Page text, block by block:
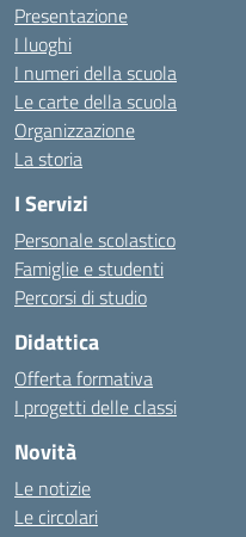
Presentazione
I luoghi
I numeri della scuola
Le carte della scuola
Organizzazione
La storia
I Servizi
Personale scolastico
Famiglie e studenti
Percorsi di studio
Didattica
Offerta formativa
I progetti delle classi
Novità
Le notizie
Le circolari